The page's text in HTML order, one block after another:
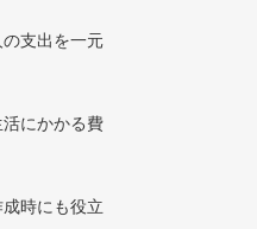
支出を一元
にかかる費
時にも役立